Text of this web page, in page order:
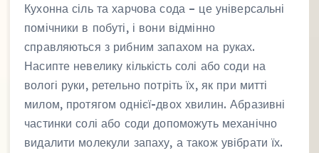
Кухонна сіль та харчова сода – це універсальні
помічники в побуті, і вони відмінно
справляються з рибним запахом на руках.
Насипте невелику кількість солі або соди на
вологі руки, ретельно потріть їх, як при митті
милом, протягом однієї-двох хвилин. Абразивні
частинки солі або соди допоможуть механічно
видалити молекули запаху, а також увібрати їх.